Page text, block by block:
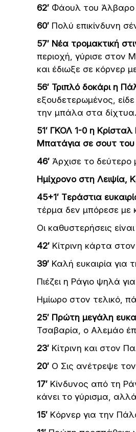
62′ Φάουλ του Άλβαρο
60′ Πολύ επικίνδυνη
57′ Νέα τρομακτική
περιοχή, γύρισε
και έδιωξε σε κόρνερ
56′ Τριπλό δοκάρι η
εξουδετερωμένος,
την μπάλα στα δίχτυα.
51′ ΓΚΟΛ 1-0 η
Μπατάγια σε σουτ του
46′ Άρχισε το δεύτερο
Ημίχρονο στη Λειψία,
45+1′ Tεράστια
τέρμα δεν μπόρεσε με
Οι καθυστερήσεις
42′ Κίτρινη κάρτα
39′ Καλή ευκαιρία
Πιέζει η Ράγιο ψηλά
Ημίωρο στον τελικό,
25′ Πρώτη μεγάλη
Τσαβαρία, ο Αλεμάο
23′ Κίτρινη και στον
20′ Ο Σις ανέτρεψε
17′ Κίνδυνος από τη
κάνει το γύρισμα,
15′ Kόρνερ για την